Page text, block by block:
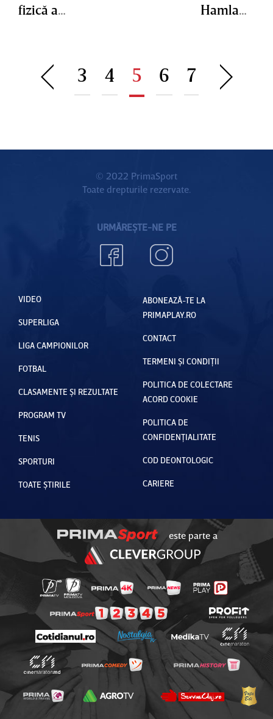
fizică a
Coelho
Craiova:
Hamlawi
Craiova
pentru o
3 4 5 6 7
© 2022 PrimaSport
Toate drepturile rezervate.
URMĂREȘTE-NE PE
VIDEO
SUPERLIGA
LIGA CAMPIONILOR
FOTBAL
CLASAMENTE ȘI REZULTATE
PROGRAM TV
TENIS
SPORTURI
TOATE ȘTIRILE
ABONEAZĂ-TE LA
PRIMAPLAY.RO
CONTACT
TERMENI ȘI CONDIȚII
POLITICA DE COLECTARE
ACORD COOKIE
POLITICA DE
CONFIDENȚIALITATE
COD DEONTOLOGIC
CARIERE
este parte a